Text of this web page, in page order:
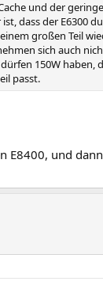
und der
dass der E6300
großen Teil
sich auch
150W haben,
passt.
E8400, und